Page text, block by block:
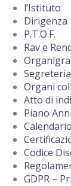
l’Istituto
Dirigenza
P.T.O.F.
Rav e
Segreteria
Organi
Atto di
Piano
Codice
GDPR –